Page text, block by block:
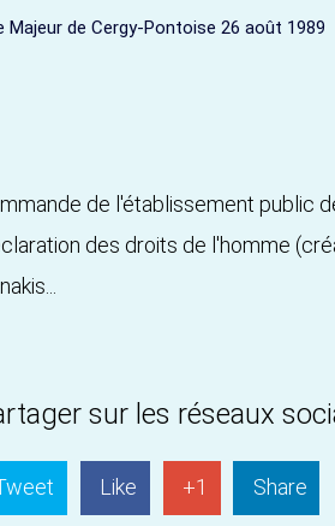
Majeur de Cergy-Pontoise 26 août 1989
de l'établissement public
des droits de l'homme
sur les réseaux
Like +1 Share